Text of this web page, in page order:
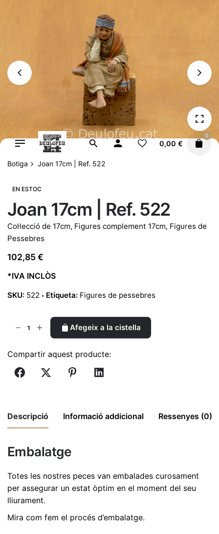
0,00 €
0
Botiga Joan 17cm | Ref. 522
EN ESTOC
Joan 17cm | Ref. 522
Col·lecció de 17cm, Figures complement 17cm, Figures de
Pessebres
102,85 €
*IVA INCLÒS
SKU: 522 Etiqueta: Figures de pessebres
17cm
Afegeix a la cistella
Compartir aquest producte:
Descripció Informació addicional Ressenyes (0)
Embalatge
Totes les nostres peces van embalades curosament
per assegurar un estat òptim en el moment del seu
lliurament.
Mira com fem el procés d’embalatge.
Dimensions 9 cm
522"
L'adreça electrònica no es publicarà.